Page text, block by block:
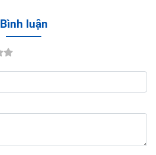
Bình luận